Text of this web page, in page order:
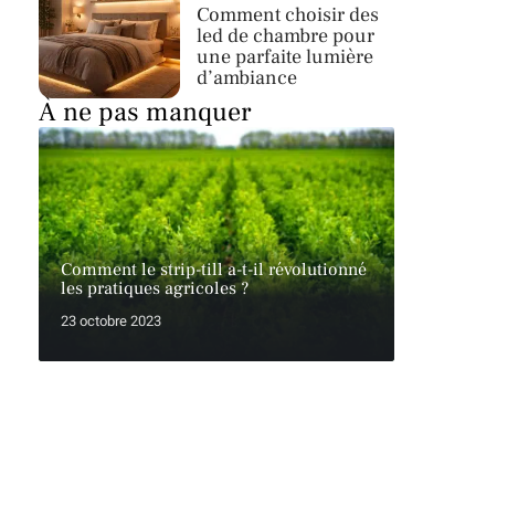
Comment choisir des
led de chambre pour
une parfaite lumière
d’ambiance
À ne pas manquer
Comment le strip-till a-t-il révolutionné
les pratiques agricoles ?
23 octobre 2023